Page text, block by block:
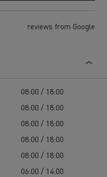
reviews from Google
08:00 / 18:00
08:00 / 18:00
08:00 / 18:00
08:00 / 18:00
08:00 / 18:00
06:00 / 14:00